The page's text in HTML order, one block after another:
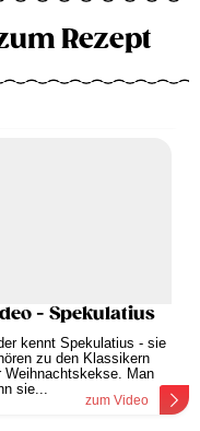
Rezept
- Spekulatius
kennt Spekulatius - sie
zu den Klassikern
Weihnachtskekse. Man
sie...
zum Video